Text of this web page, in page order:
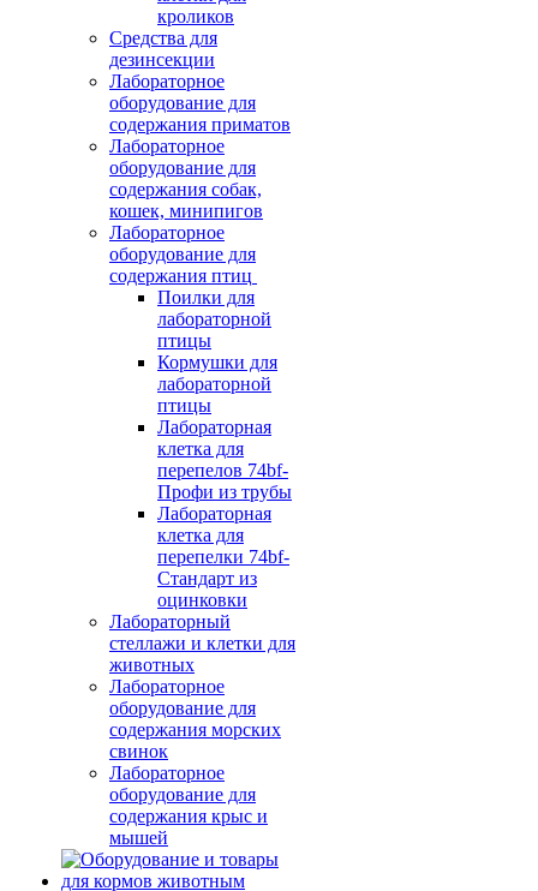
кроликов
Средства для
дезинсекции
Лабораторное
оборудование для
содержания приматов
Лабораторное
оборудование для
содержания собак,
кошек, минипигов
Лабораторное
оборудование для
содержания птиц
Поилки для
лабораторной
птицы
Кормушки для
лабораторной
птицы
Лабораторная
клетка для
перепелов 74bf-
Профи из трубы
Лабораторная
клетка для
перепелки 74bf-
Стандарт из
оцинковки
Лабораторный
стеллажи и клетки для
животных
Лабораторное
оборудование для
содержания морских
свинок
Лабораторное
оборудование для
содержания крыс и
мышей